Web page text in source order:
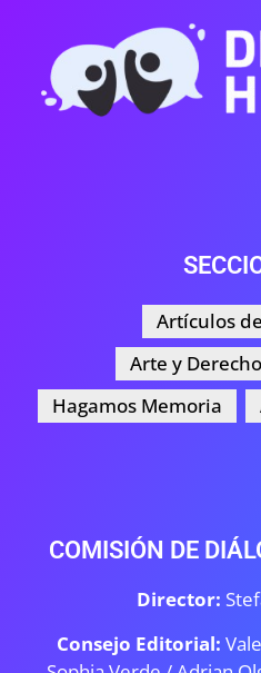
Artículos
Arte y
Hagamos Memoria
COMISIÓN DE
Director:
Consejo Editorial: